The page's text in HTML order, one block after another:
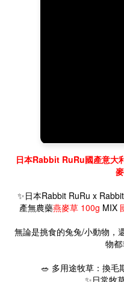
日本Rabbit RuRu國產意大
✨日本Rabbit RuRu x
產無農藥燕麥草 100g MIX
無論是挑食的兔兔/小動物，
物都
🥗 多用途牧草： 換毛
✨日常牧